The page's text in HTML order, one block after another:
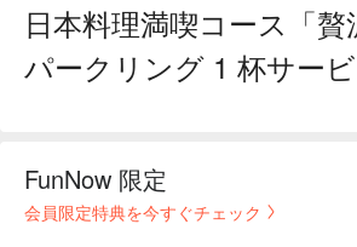
日本料理満喫コース「贅
パークリング 1 杯サー
FunNow 限定
会員限定特典を今すぐチェック